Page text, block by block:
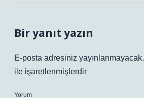
Bir yanıt yazın
E-posta adresiniz yayınlanmayacak.
ile işaretlenmişlerdir
Yorum